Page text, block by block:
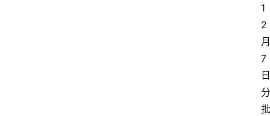
1
2
月
7
日
分
批